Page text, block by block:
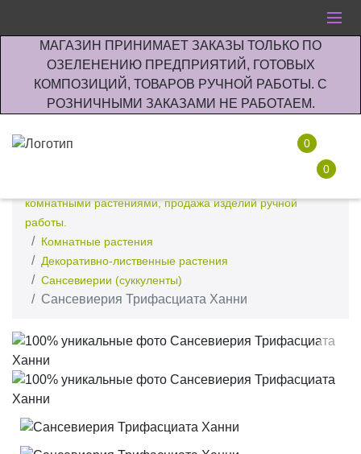
МАГАЗИН ПРИНИМАЕТ ЗАКАЗЫ ТОЛЬКО ПО
ОЗЕЛЕНЕНИЮ ПРЕДПРИЯТИЙ, ГОТОВЫХ
КОМПОЗИЦИЙ, ТОВАРОВ РУЧНОЙ РАБОТЫ. С
РОЗНИЧНЫМИ ЗАКАЗАМИ НЕ РАБОТАЕМ.
0
0
комнатными растениями, продажа изделий ручной
работы.
Комнатные растения
Декоративно-лиственные растения
Сансевиерии (суккуленты)
Сансевиерия Трифасциата Ханни